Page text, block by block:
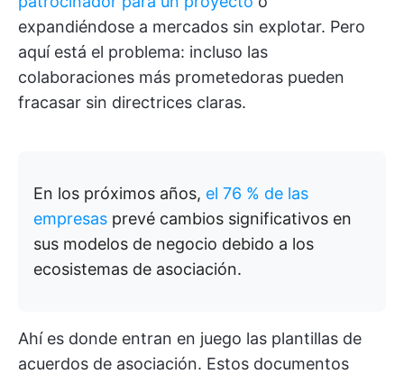
expandiéndose a mercados sin explotar. Pero
aquí está el problema: incluso las
colaboraciones más prometedoras pueden
fracasar sin directrices claras.
En los próximos años, el 76 % de las
empresas prevé cambios significativos en
sus modelos de negocio debido a los
ecosistemas de asociación.
Ahí es donde entran en juego las plantillas de
acuerdos de asociación. Estos documentos